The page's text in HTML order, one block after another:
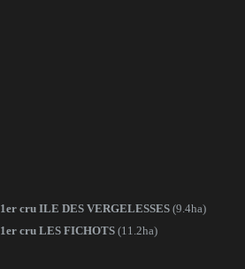
1er cru ILE DES VERGELESSES (9.4ha)
1er cru LES FICHOTS (11.2ha)